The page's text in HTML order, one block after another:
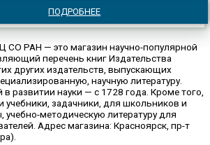
ПОДРОБНЕЕ
СО РАН — это магазин научно-популярной
перечень книг Издательства
других издательств, выпускающих
научную литературу.
развитии науки — с 1728 года. Кроме того,
учебники, задачники, для школьников и
методическую литературу для
Адрес магазина: Красноярск, пр-т